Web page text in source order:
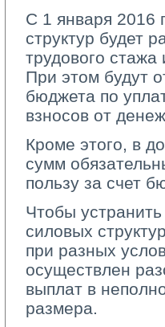
С 1 января 2016
структур будет
трудового
При этом будут
бюджета по
взносов от
Кроме этого, в
сумм
пользу за счет
Чтобы
силовых
при разных
осуществлен
выплат в
размера.